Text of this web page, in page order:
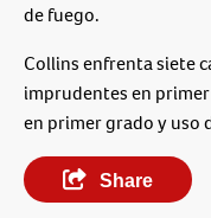
de fuego.
Collins enfrenta siete
imprudentes en
en primer grado y uso
Share